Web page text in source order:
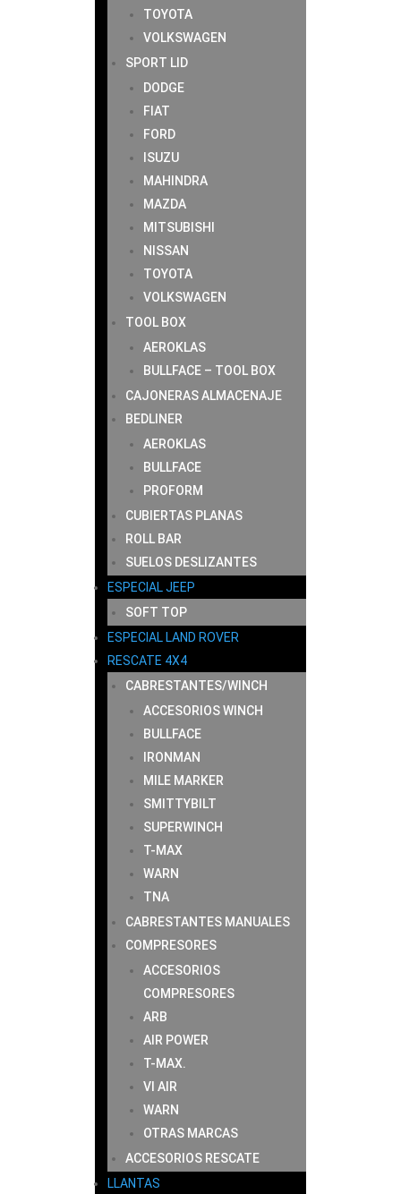
TOYOTA
VOLKSWAGEN
SPORT LID
DODGE
FIAT
FORD
ISUZU
MAHINDRA
MAZDA
MITSUBISHI
NISSAN
TOYOTA
VOLKSWAGEN
TOOL BOX
AEROKLAS
BULLFACE – TOOL BOX
CAJONERAS ALMACENAJE
BEDLINER
AEROKLAS
BULLFACE
PROFORM
CUBIERTAS PLANAS
ROLL BAR
SUELOS DESLIZANTES
ESPECIAL JEEP
SOFT TOP
ESPECIAL LAND ROVER
RESCATE 4X4
CABRESTANTES/WINCH
ACCESORIOS WINCH
BULLFACE
IRONMAN
MILE MARKER
SMITTYBILT
SUPERWINCH
T-MAX
WARN
TNA
CABRESTANTES MANUALES
COMPRESORES
ACCESORIOS
COMPRESORES
ARB
AIR POWER
T-MAX.
VI AIR
WARN
OTRAS MARCAS
ACCESORIOS RESCATE
LLANTAS